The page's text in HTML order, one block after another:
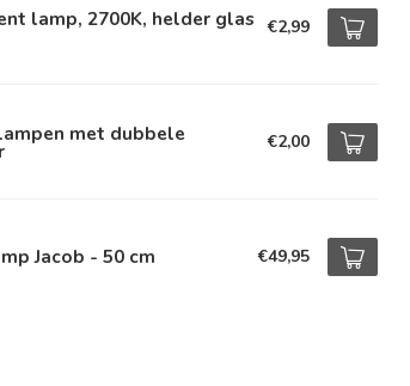
lamp, 2700K, helder glas €2,99
met dubbele €2,00
Jacob - 50 cm €49,95